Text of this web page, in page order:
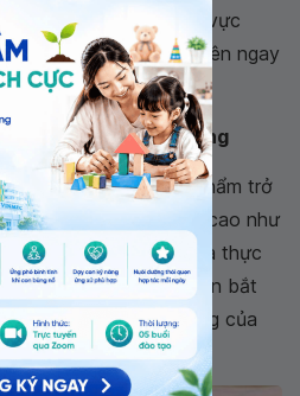
ra trước này là khu vực
vật xâm nhập trước tiên ngay
còn đóng băng.
phẩm trong nước nóng
trình rã đông thực phẩm trở
với nhiệt độ tăng cao như
đến chất lượng của thực
là nguy cơ giúp vi khuẩn bắt
thành phần dinh dưỡng của